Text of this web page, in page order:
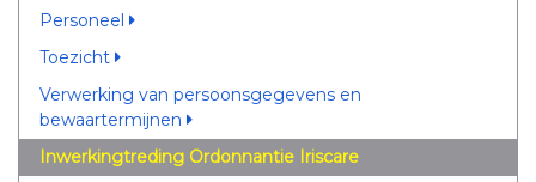
Personeel
Toezicht
Verwerking van persoonsgegevens en
bewaartermijnen
Inwerkingtreding Ordonnantie Iriscare